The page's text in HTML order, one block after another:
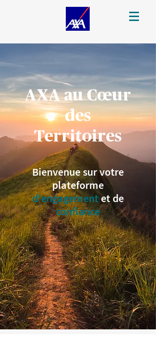
AXA au Cœur
des
Territoires
Bienvenue sur votre
plateforme
d'engagementet de
confiance